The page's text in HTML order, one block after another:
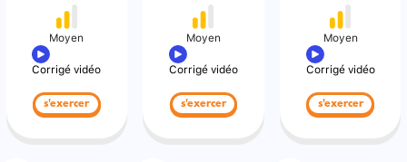
Moyen
Corrigé vidéo
s'exercer
Moyen
Corrigé vidéo
s'exercer
Moyen
Corrigé vidéo
s'exercer